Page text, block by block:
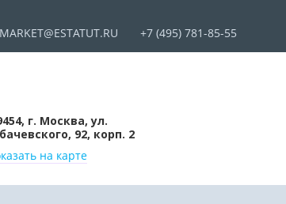
MARKET@ESTATUT.RU +7 (495) 781-85-55
г. Москва, ул.
92, корп. 2
на карте